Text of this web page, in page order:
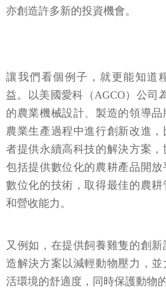
亦創造許多新的投資機會。
讓我們看個例子，就更能知道
益。以美國愛科（AGCO）公司
的農業機械設計、製造的領導
農業生產過程中進行創新改進
者提供永續高科技的解決方案，
包括提供數位化的農耕產品開放
數位化的技術，取得最佳的農
和營收能力。
又例如，在提供飼養雞隻的創
造解決方案以減輕動物壓力，
活環境的舒適度，同時保護動物